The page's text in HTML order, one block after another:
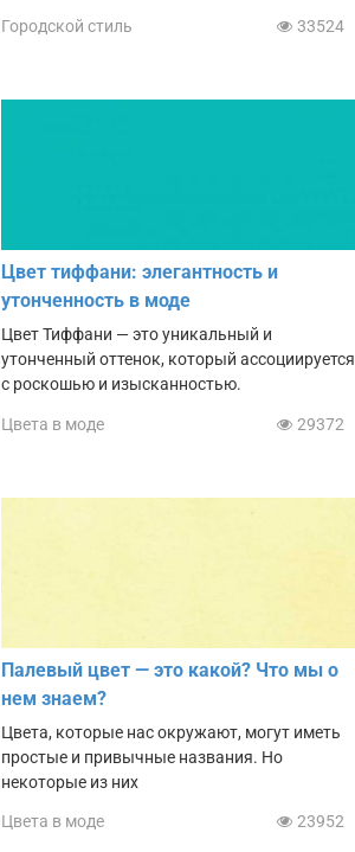
Городской стиль 33524
Цвет тиффани: элегантность и
утонченность в моде
Цвет Тиффани — это уникальный и
утонченный оттенок, который ассоциируется
с роскошью и изысканностью.
Цвета в моде 29372
Палевый цвет — это какой? Что мы о
нем знаем?
Цвета, которые нас окружают, могут иметь
простые и привычные названия. Но
некоторые из них
Цвета в моде 23952